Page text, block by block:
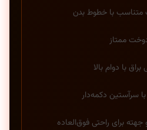
با خطوط بدن
ممتاز
با دوام بالا
سرآستین دکمه‌دار
برای راحتی فوق‌العاده